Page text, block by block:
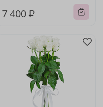
7 400 ₽